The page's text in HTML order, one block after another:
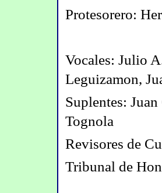
Protesorero:
Vocales: Julio
Leguizamon,
Suplentes:
Tognola
Revisores de
Tribunal de